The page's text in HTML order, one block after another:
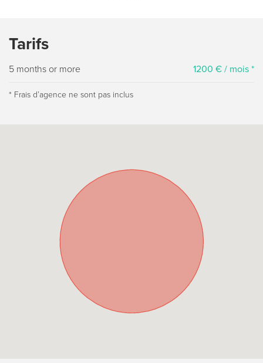
Tarifs
5 months or more 1200 € / mois *
* Frais dʼagence ne sont pas inclus